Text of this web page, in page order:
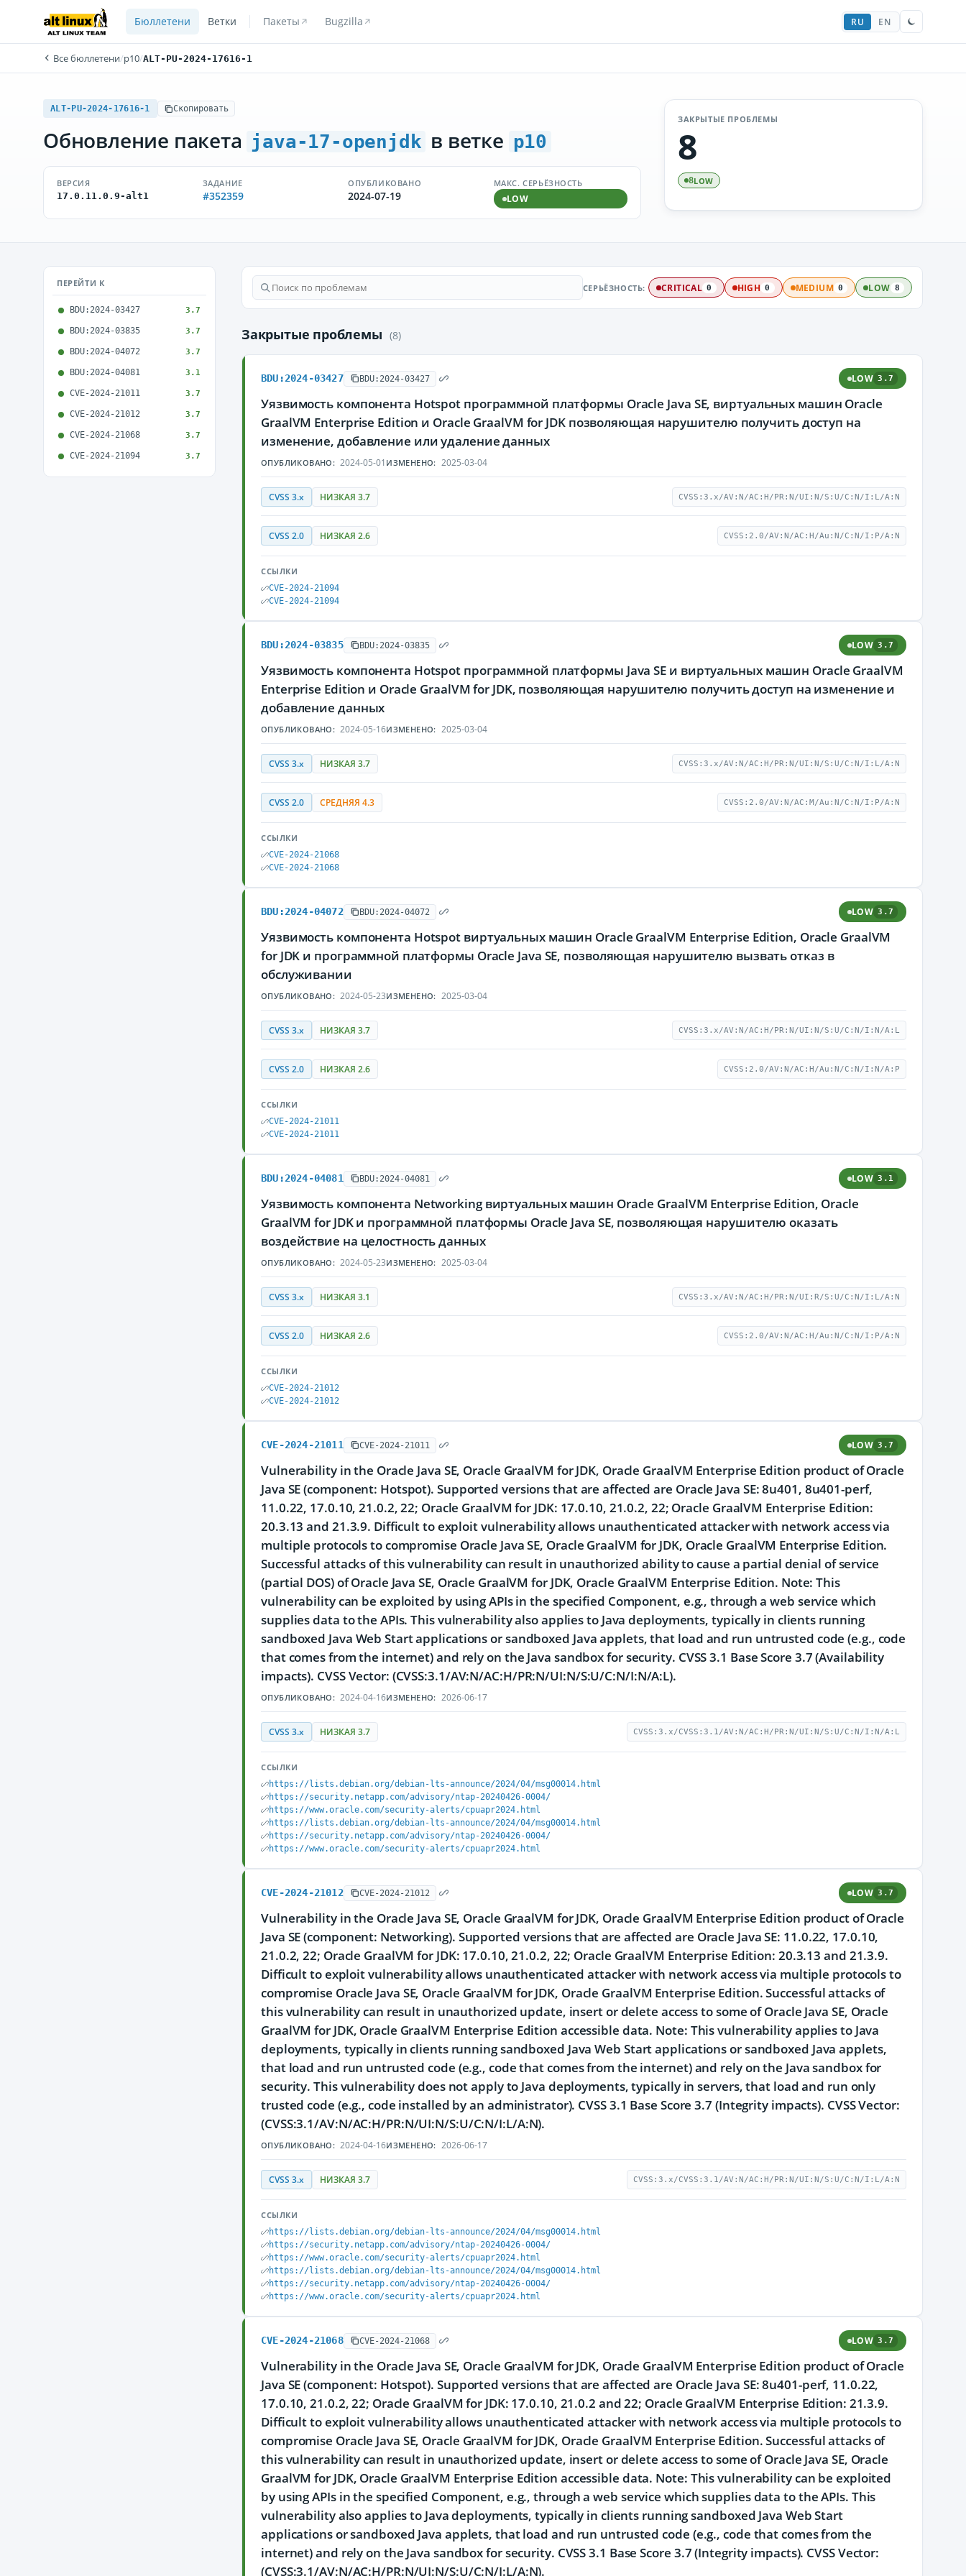
Бюллетени Ветки Пакеты Bugzilla RU EN
Все бюллетени/p10/ALT-PU-2024-17616-1
ALT-PU-2024-17616-1 Скопировать
Обновление пакета java-17-openjdk в ветке p10
ВЕРСИЯ
17.0.11.0.9-alt1
ЗАДАНИЕ
#352359
ОПУБЛИКОВАНО
2024-07-19
МАКС. СЕРЬЁЗНОСТЬ
LOW
ЗАКРЫТЫЕ ПРОБЛЕМЫ
8
8LOW
ПЕРЕЙТИ К
BDU:2024-03427 3.7
BDU:2024-03835 3.7
BDU:2024-04072 3.7
BDU:2024-04081 3.1
CVE-2024-21011 3.7
CVE-2024-21012 3.7
CVE-2024-21068 3.7
CVE-2024-21094 3.7
СЕРЬЁЗНОСТЬ: CRITICAL 0 HIGH 0 MEDIUM 0 LOW 8
Закрытые проблемы (8)
BDU:2024-03427 BDU:2024-03427 LOW 3.7
Уязвимость компонента Hotspot программной платформы Oracle Java SE, виртуальных машин Oracle
GraalVM Enterprise Edition и Oracle GraalVM for JDK позволяющая нарушителю получить доступ на
изменение, добавление или удаление данных
ОПУБЛИКОВАНО: 2024-05-01 ИЗМЕНЕНО: 2025-03-04
CVSS 3.x НИЗКАЯ 3.7 CVSS:3.x/AV:N/AC:H/PR:N/UI:N/S:U/C:N/I:L/A:N
CVSS 2.0 НИЗКАЯ 2.6 CVSS:2.0/AV:N/AC:H/Au:N/C:N/I:P/A:N
ССЫЛКИ
CVE-2024-21094
CVE-2024-21094
BDU:2024-03835 BDU:2024-03835 LOW 3.7
Уязвимость компонента Hotspot программной платформы Java SE и виртуальных машин Oracle GraalVM
Enterprise Edition и Oracle GraalVM for JDK, позволяющая нарушителю получить доступ на изменение и
добавление данных
ОПУБЛИКОВАНО: 2024-05-16ИЗМЕНЕНО: 2025-03-04
CVSS 3.x НИЗКАЯ 3.7 CVSS:3.x/AV:N/AC:H/PR:N/UI:N/S:U/C:N/I:L/A:N
CVSS 2.0 СРЕДНЯЯ 4.3 CVSS:2.0/AV:N/AC:M/Au:N/C:N/I:P/A:N
ССЫЛКИ
CVE-2024-21068
CVE-2024-21068
BDU:2024-04072 BDU:2024-04072 LOW 3.7
Уязвимость компонента Hotspot виртуальных машин Oracle GraalVM Enterprise Edition, Oracle GraalVM
for JDK и программной платформы Oracle Java SE, позволяющая нарушителю вызвать отказ в
обслуживании
ОПУБЛИКОВАНО: 2024-05-23ИЗМЕНЕНО: 2025-03-04
CVSS 3.x НИЗКАЯ 3.7 CVSS:3.x/AV:N/AC:H/PR:N/UI:N/S:U/C:N/I:N/A:L
CVSS 2.0 НИЗКАЯ 2.6 CVSS:2.0/AV:N/AC:H/Au:N/C:N/I:N/A:P
ССЫЛКИ
CVE-2024-21011
CVE-2024-21011
BDU:2024-04081 BDU:2024-04081 LOW 3.1
Уязвимость компонента Networking виртуальных машин Oracle GraalVM Enterprise Edition, Oracle
GraalVM for JDK и программной платформы Oracle Java SE, позволяющая нарушителю оказать
воздействие на целостность данных
ОПУБЛИКОВАНО: 2024-05-23ИЗМЕНЕНО: 2025-03-04
CVSS 3.x НИЗКАЯ 3.1 CVSS:3.x/AV:N/AC:H/PR:N/UI:R/S:U/C:N/I:L/A:N
CVSS 2.0 НИЗКАЯ 2.6 CVSS:2.0/AV:N/AC:H/Au:N/C:N/I:P/A:N
ССЫЛКИ
CVE-2024-21012
CVE-2024-21012
CVE-2024-21011 CVE-2024-21011 LOW 3.7
Vulnerability in the Oracle Java SE, Oracle GraalVM for JDK, Oracle GraalVM Enterprise Edition product of Oracle
Java SE (component: Hotspot). Supported versions that are affected are Oracle Java SE: 8u401, 8u401-perf,
11.0.22, 17.0.10, 21.0.2, 22; Oracle GraalVM for JDK: 17.0.10, 21.0.2, 22; Oracle GraalVM Enterprise Edition:
20.3.13 and 21.3.9. Difficult to exploit vulnerability allows unauthenticated attacker with network access via
multiple protocols to compromise Oracle Java SE, Oracle GraalVM for JDK, Oracle GraalVM Enterprise Edition.
Successful attacks of this vulnerability can result in unauthorized ability to cause a partial denial of service
(partial DOS) of Oracle Java SE, Oracle GraalVM for JDK, Oracle GraalVM Enterprise Edition. Note: This
vulnerability can be exploited by using APIs in the specified Component, e.g., through a web service which
supplies data to the APIs. This vulnerability also applies to Java deployments, typically in clients running
sandboxed Java Web Start applications or sandboxed Java applets, that load and run untrusted code (e.g., code
that comes from the internet) and rely on the Java sandbox for security. CVSS 3.1 Base Score 3.7 (Availability
impacts). CVSS Vector: (CVSS:3.1/AV:N/AC:H/PR:N/UI:N/S:U/C:N/I:N/A:L).
ОПУБЛИКОВАНО: 2024-04-16ИЗМЕНЕНО: 2026-06-17
CVSS 3.x НИЗКАЯ 3.7 CVSS:3.x/CVSS:3.1/AV:N/AC:H/PR:N/UI:N/S:U/C:N/I:N/A:L
ССЫЛКИ
https://lists.debian.org/debian-lts-announce/2024/04/msg00014.html
https://security.netapp.com/advisory/ntap-20240426-0004/
https://www.oracle.com/security-alerts/cpuapr2024.html
https://lists.debian.org/debian-lts-announce/2024/04/msg00014.html
https://security.netapp.com/advisory/ntap-20240426-0004/
https://www.oracle.com/security-alerts/cpuapr2024.html
CVE-2024-21012 CVE-2024-21012 LOW 3.7
Vulnerability in the Oracle Java SE, Oracle GraalVM for JDK, Oracle GraalVM Enterprise Edition product of Oracle
Java SE (component: Networking). Supported versions that are affected are Oracle Java SE: 11.0.22, 17.0.10,
21.0.2, 22; Oracle GraalVM for JDK: 17.0.10, 21.0.2, 22; Oracle GraalVM Enterprise Edition: 20.3.13 and 21.3.9.
Difficult to exploit vulnerability allows unauthenticated attacker with network access via multiple protocols to
compromise Oracle Java SE, Oracle GraalVM for JDK, Oracle GraalVM Enterprise Edition. Successful attacks of
this vulnerability can result in unauthorized update, insert or delete access to some of Oracle Java SE, Oracle
GraalVM for JDK, Oracle GraalVM Enterprise Edition accessible data. Note: This vulnerability applies to Java
deployments, typically in clients running sandboxed Java Web Start applications or sandboxed Java applets,
that load and run untrusted code (e.g., code that comes from the internet) and rely on the Java sandbox for
security. This vulnerability does not apply to Java deployments, typically in servers, that load and run only
trusted code (e.g., code installed by an administrator). CVSS 3.1 Base Score 3.7 (Integrity impacts). CVSS Vector:
(CVSS:3.1/AV:N/AC:H/PR:N/UI:N/S:U/C:N/I:L/A:N).
ОПУБЛИКОВАНО: 2024-04-16ИЗМЕНЕНО: 2026-06-17
CVSS 3.x НИЗКАЯ 3.7 CVSS:3.x/CVSS:3.1/AV:N/AC:H/PR:N/UI:N/S:U/C:N/I:L/A:N
ССЫЛКИ
https://lists.debian.org/debian-lts-announce/2024/04/msg00014.html
https://security.netapp.com/advisory/ntap-20240426-0004/
https://www.oracle.com/security-alerts/cpuapr2024.html
https://lists.debian.org/debian-lts-announce/2024/04/msg00014.html
https://security.netapp.com/advisory/ntap-20240426-0004/
https://www.oracle.com/security-alerts/cpuapr2024.html
CVE-2024-21068 CVE-2024-21068 LOW 3.7
Vulnerability in the Oracle Java SE, Oracle GraalVM for JDK, Oracle GraalVM Enterprise Edition product of Oracle
Java SE (component: Hotspot). Supported versions that are affected are Oracle Java SE: 8u401-perf, 11.0.22,
17.0.10, 21.0.2, 22; Oracle GraalVM for JDK: 17.0.10, 21.0.2 and 22; Oracle GraalVM Enterprise Edition: 21.3.9.
Difficult to exploit vulnerability allows unauthenticated attacker with network access via multiple protocols to
compromise Oracle Java SE, Oracle GraalVM for JDK, Oracle GraalVM Enterprise Edition. Successful attacks of
this vulnerability can result in unauthorized update, insert or delete access to some of Oracle Java SE, Oracle
GraalVM for JDK, Oracle GraalVM Enterprise Edition accessible data. Note: This vulnerability can be exploited
by using APIs in the specified Component, e.g., through a web service which supplies data to the APIs. This
vulnerability also applies to Java deployments, typically in clients running sandboxed Java Web Start
applications or sandboxed Java applets, that load and run untrusted code (e.g., code that comes from the
internet) and rely on the Java sandbox for security. CVSS 3.1 Base Score 3.7 (Integrity impacts). CVSS Vector:
(CVSS:3.1/AV:N/AC:H/PR:N/UI:N/S:U/C:N/I:L/A:N).